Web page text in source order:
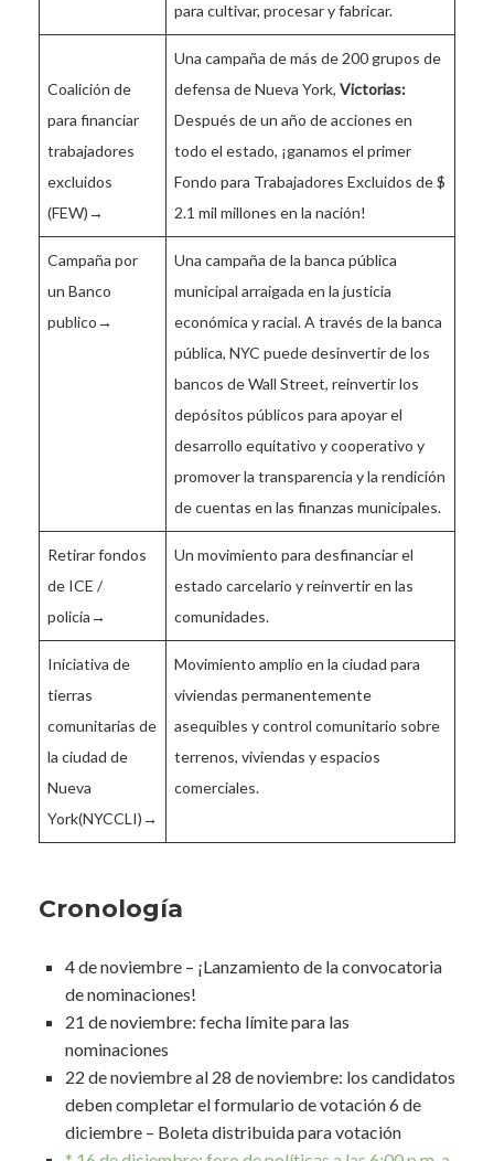
para cultivar, procesar y fabricar.
Coalición de
para financiar
trabajadores
excluidos
(FEW)→
Una campaña de más de 200 grupos de
defensa de Nueva York, Victorias:
Después de un año de acciones en
todo el estado, ¡ganamos el primer
Fondo para Trabajadores Excluidos de $
2.1 mil millones en la nación!
Campaña por
un Banco
publico→
Una campaña de la banca pública
municipal arraigada en la justicia
económica y racial. A través de la banca
pública, NYC puede desinvertir de los
bancos de Wall Street, reinvertir los
depósitos públicos para apoyar el
desarrollo equitativo y cooperativo y
promover la transparencia y la rendición
de cuentas en las finanzas municipales.
Retirar fondos
de ICE /
policía→
Un movimiento para desfinanciar el
estado carcelario y reinvertir en las
comunidades.
Iniciativa de
tierras
comunitarias de
la ciudad de
Nueva
York(NYCCLI)→
Movimiento amplio en la ciudad para
viviendas permanentemente
asequibles y control comunitario sobre
terrenos, viviendas y espacios
comerciales.
Cronología
4 de noviembre – ¡Lanzamiento de la convocatoria
de nominaciones!
21 de noviembre: fecha límite para las
nominaciones
22 de noviembre al 28 de noviembre: los candidatos
deben completar el formulario de votación 6 de
diciembre – Boleta distribuida para votación